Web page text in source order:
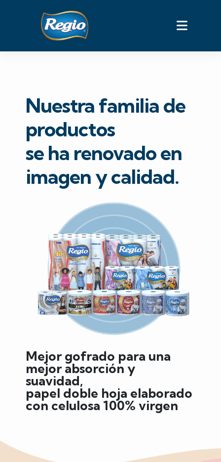
Nuestra familia de
productos
se ha renovado en
imagen y calidad.
Mejor gofrado para una
mejor absorción y
suavidad,
papel doble hoja elaborado
con celulosa 100% virgen